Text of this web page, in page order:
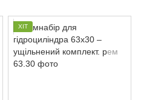
ХІТ